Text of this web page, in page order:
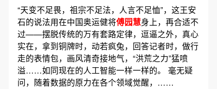
“天变不足畏，祖宗不足法，人言不足恤”，这王安
石的说法用在中国奥运健将傅园慧身上，再合适不
过——摆脱传统的万有套路定律，逗逼之外，真心
实在，拿到铜牌时，动若疯兔，回答记者时，做行
走的表情包，画风清奇接地气，“洪荒之力”猛喷
溢……如同现在的人工智能一样一样的。 毫无疑
问，随着数据的原力在各个领域觉醒，……